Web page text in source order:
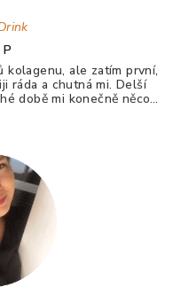
kolagenu, ale zatím první,
ráda a chutná mi. Delší
době mi konečně něco